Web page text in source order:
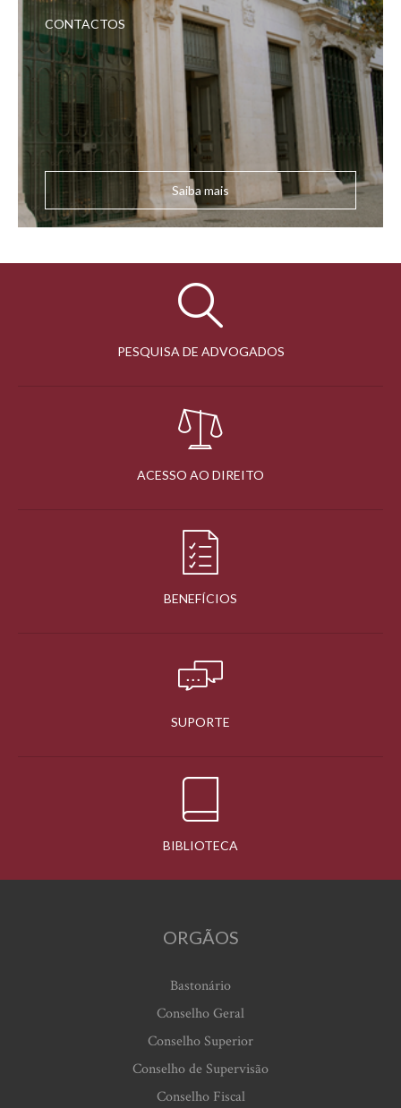
CONTACTOS
Saiba mais
PESQUISA DE ADVOGADOS
ACESSO AO DIREITO
BENEFÍCIOS
SUPORTE
BIBLIOTECA
ORGÃOS
Bastonário
Conselho Geral
Conselho Superior
Conselho de Supervisão
Conselho Fiscal